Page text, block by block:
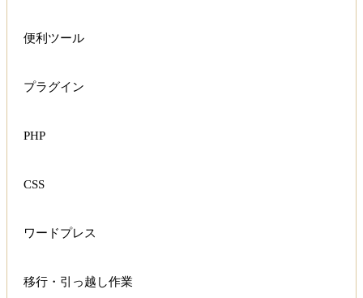
便利ツール
プラグイン
PHP
CSS
ワードプレス
移行・引っ越し作業